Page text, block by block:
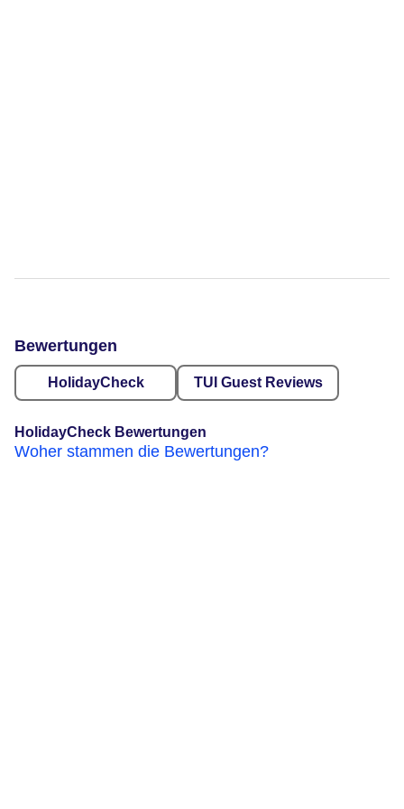
Bewertungen
HolidayCheck TUI Guest Reviews
HolidayCheck Bewertungen
Woher stammen die Bewertungen?